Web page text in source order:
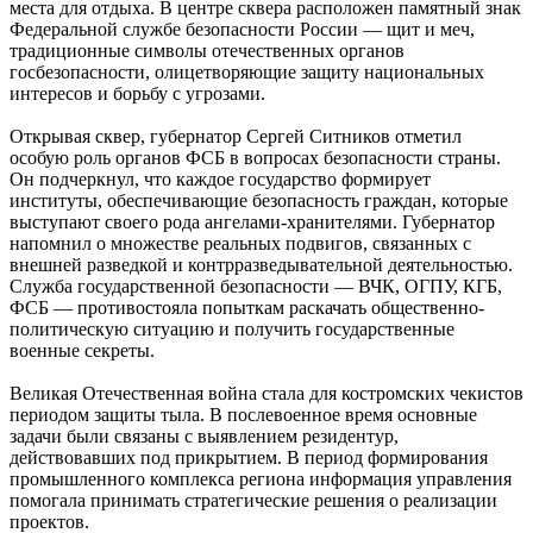
места для отдыха. В центре сквера расположен памятный знак
Федеральной службе безопасности России — щит и меч,
традиционные символы отечественных органов
госбезопасности, олицетворяющие защиту национальных
интересов и борьбу с угрозами.
Открывая сквер, губернатор Сергей Ситников отметил
особую роль органов ФСБ в вопросах безопасности страны.
Он подчеркнул, что каждое государство формирует
институты, обеспечивающие безопасность граждан, которые
выступают своего рода ангелами-хранителями. Губернатор
напомнил о множестве реальных подвигов, связанных с
внешней разведкой и контрразведывательной деятельностью.
Служба государственной безопасности — ВЧК, ОГПУ, КГБ,
ФСБ — противостояла попыткам раскачать общественно-
политическую ситуацию и получить государственные
военные секреты.
Великая Отечественная война стала для костромских чекистов
периодом защиты тыла. В послевоенное время основные
задачи были связаны с выявлением резидентур,
действовавших под прикрытием. В период формирования
промышленного комплекса региона информация управления
помогала принимать стратегические решения о реализации
проектов.